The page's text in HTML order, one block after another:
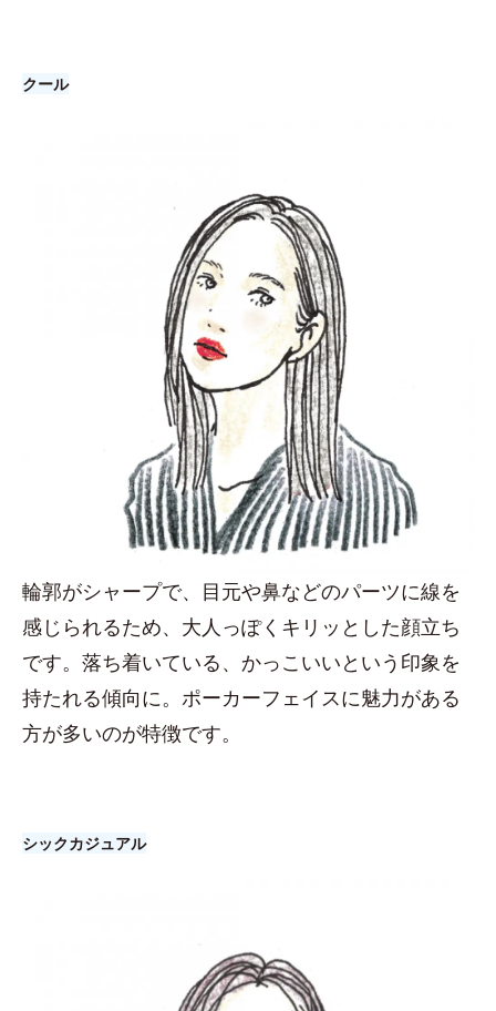
クール
輪郭がシャープで、目元や鼻などのパーツに線を
感じられるため、大人っぽくキリッとした顔立ち
です。落ち着いている、かっこいいという印象を
持たれる傾向に。ポーカーフェイスに魅力がある
方が多いのが特徴です。
シックカジュアル